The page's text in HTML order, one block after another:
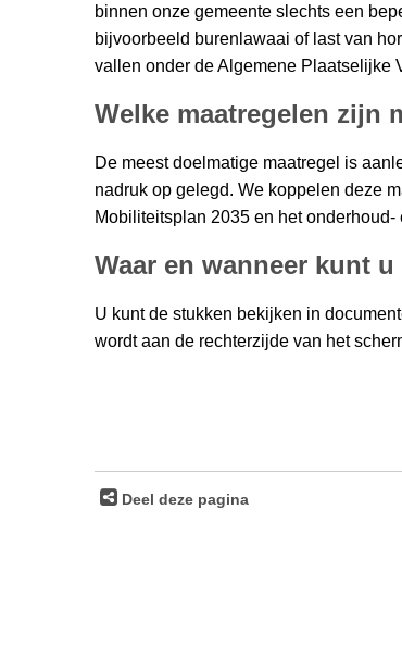
binnen onze gemeente slechts een
bijvoorbeeld burenlawaai of last van
vallen onder de Algemene Plaatselijke
Welke maatregelen zijn
De meest doelmatige maatregel is
nadruk op gelegd. We koppelen deze
Mobiliteitsplan 2035 en het
Waar en wanneer kunt
U kunt de stukken bekijken in
wordt aan de rechterzijde van het
Deel deze pagina